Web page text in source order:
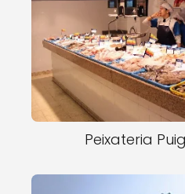
Peixateria